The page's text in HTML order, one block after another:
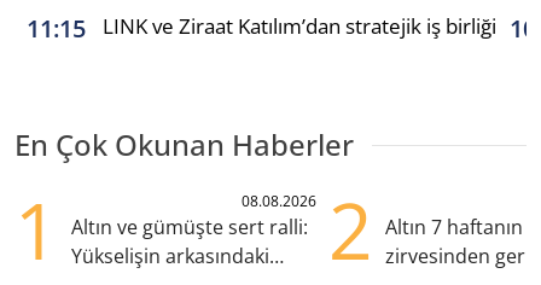
11:15 LINK ve Ziraat Katılım’dan stratejik iş birliği
En Çok Okunan Haberler
1 08.08.2026
Altın ve gümüşte sert ralli:
Yükselişin arkasındaki
2
Altın 7 haftanın
zirvesinden